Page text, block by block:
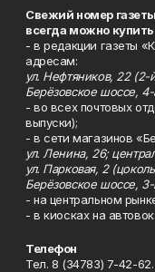
Свежий номер
всегда можно
- в редакции газеты
адресам:
ул. Нефтяников, 22 (2-
Берёзовское шоссе,
- во всех почтовых
выпуски);
- в сети магазинов
ул. Ленина, 26;
ул. Парковая, 2
Берёзовское шоссе, 3-
- на центральном
- в киосках на
Телефон
Тел. 8 (34783) 7-42-62.